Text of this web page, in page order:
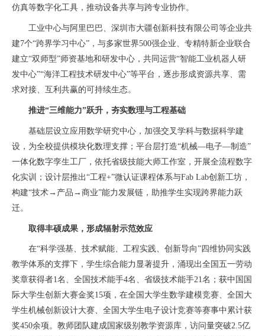
仿真等数字化工具，推动设备共享与跨专业协作。
工业中心与阿里巴巴、深圳市大疆创新科技有限公司等企业共
建7个“跨界学习中心”，与多家世界500强企业、专精特新企业联合
建立“双师型”师资基地和研发中心，共同运营“智能工业机器人研
发中心”“海洋工程技术研发中心”等平台，逐步形成资源共享、需
求对接、互利共赢的可持续生态。
推进“三维能力”跃升，夯实数理与工程基础
基础层设立应用数学研究中心，加强交叉学科与数据科学建
设，为全校提供模块化数理支撑；平台层打造“机械—电子—制造”
一体化数字孪生工厂，依托省级技能大师工作室，开展全流程数字
化实训；设计层推出“工程+”微认证课程体系与Fab Lab创新工坊，
构建“技术→产品→商业”能力发展链，助推学生实现跨界能力跃
迁。
取得丰硕成果，形成辐射示范效应
在“科学强基、技术赋能、工程实践、创新导向”四维协同实践
教学体系的支撑下，学生综合能力显著提升，涌现出全国五一劳动
奖章获得者1名、全国技术能手4名、省级技术能手21名；获中国国
际大学生创新大赛金奖15项，在全国大学生数学建模竞赛、全国大
学生机械创新设计大赛、全国大学生电子设计竞赛等赛事中累计获
奖450余项。教师团队建成国家级别教学资源库，访问量突破2.5亿